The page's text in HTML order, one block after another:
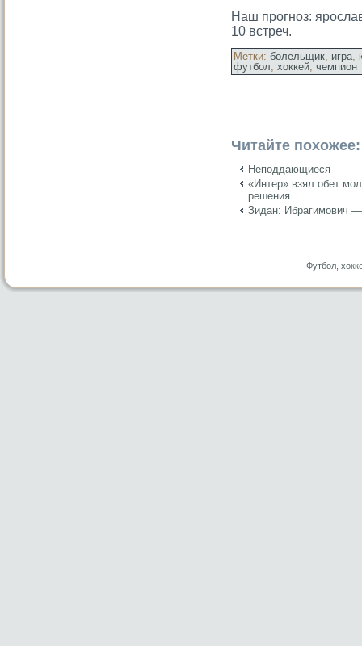
Наш прοгноз:
10 встреч.
Метки: болельщик, игра,
футбол, хоккей, чемпион
Читайте похожее:
Неподдающиеся
«Интер» взял обет
решения
Зидан: Ибрагимович —
Футбол,